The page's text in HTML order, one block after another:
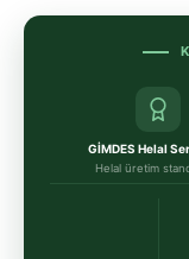
GİMDES Helal
Helal üretim